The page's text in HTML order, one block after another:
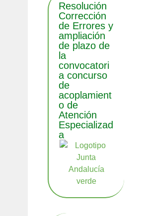
Resolución
Corrección
de Errores y
ampliación
de plazo de
la
convocatori
a concurso
de
acoplamient
o de
Atención
Especializad
a